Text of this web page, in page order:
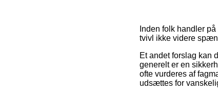
Inden folk handler
tvivl ikke videre
Et andet forslag kan
generelt er en
ofte vurderes af
udsættes for